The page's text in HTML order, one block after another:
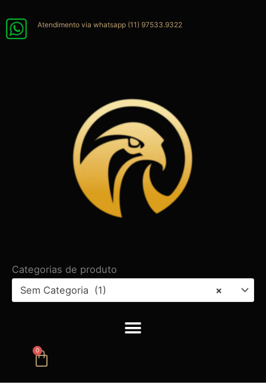
para
Atendimento via whatsapp (11) 97533.9322
Categorias de produto
×
Sem Categoria (1)
0
Carrinho